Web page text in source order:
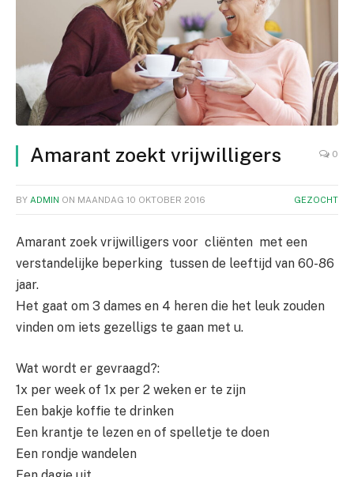
Amarant zoekt vrijwilligers 0
BY ADMIN ON MAANDAG 10 OKTOBER 2016 GEZOCHT
Amarant zoek vrijwilligers voor cliënten met een
verstandelijke beperking tussen de leeftijd van 60-86
jaar.
Het gaat om 3 dames en 4 heren die het leuk zouden
vinden om iets gezelligs te gaan met u.
Wat wordt er gevraagd?:
1x per week of 1x per 2 weken er te zijn
Een bakje koffie te drinken
Een krantje te lezen en of spelletje te doen
Een rondje wandelen